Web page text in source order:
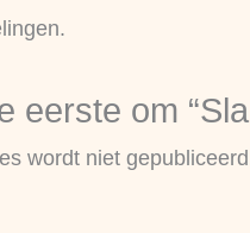
eerste om
wordt niet